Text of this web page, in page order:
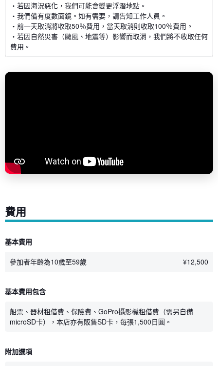
・若因海況惡化，我們可能會變更浮潛地點。
・我們備有度數面鏡。如有需要，請告知工作人員。
・前一天取消將收取50％費用，當天取消則收取100％費用。
・若因自然災害（颱風、地震等）影響而取消，我們將不收取任何
費用。
費用
基本費用
參加者年齡為10歲至59歲 ¥12,500
基本費用包含
船票、器材租借費、保險費、GoPro攝影機租借費（需另自備
microSD卡），本店亦有販售SD卡，每張1,500日圓。
附加選項